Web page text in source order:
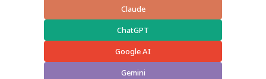
Claude
ChatGPT
Google AI
Gemini